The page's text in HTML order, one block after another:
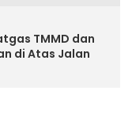
TMMD dan
di Atas Jalan